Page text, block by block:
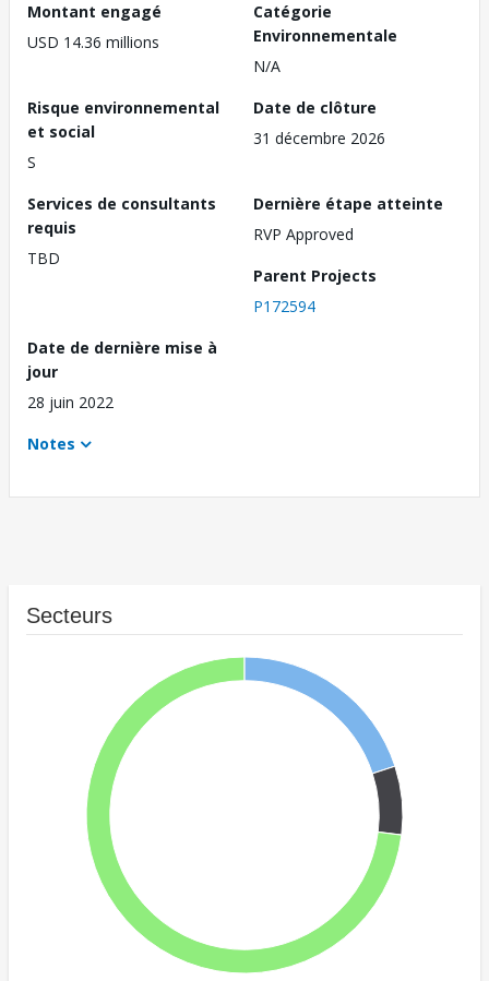
Montant engagé
USD 14.36 millions
Catégorie
Environnementale
N/A
Risque environnemental
et social
S
Date de clôture
31 décembre 2026
Services de consultants
requis
TBD
Dernière étape atteinte
RVP Approved
Parent Projects
P172594
Date de dernière mise à
jour
28 juin 2022
Notes
Secteurs